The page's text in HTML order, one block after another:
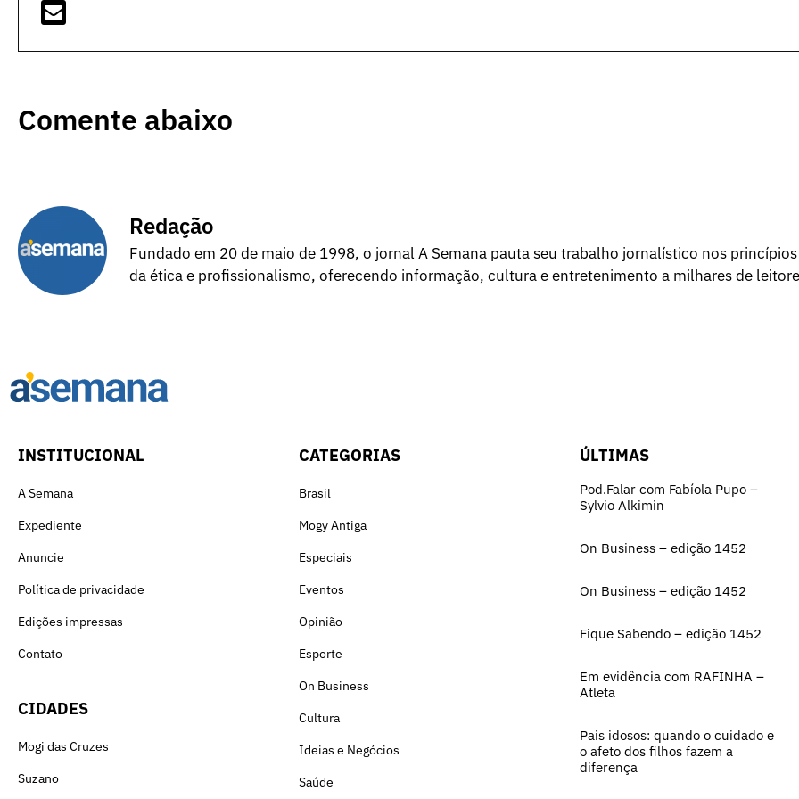
Comente abaixo
Redação
Fundado em 20 de maio de 1998, o jornal A Semana pauta seu trabalho jornalístico nos princípios
da ética e profissionalismo, oferecendo informação, cultura e entretenimento a milhares de
INSTITUCIONAL
A Semana
Expediente
Anuncie
Política de privacidade
Edições impressas
Contato
CIDADES
Mogi das Cruzes
Suzano
CATEGORIAS
Brasil
Mogy Antiga
Especiais
Eventos
Opinião
Esporte
On Business
Cultura
Ideias e Negócios
Saúde
ÚLTIMAS
Pod.Falar com Fabíola Pupo –
Sylvio Alkimin
On Business – edição 1452
On Business – edição 1452
Fique Sabendo – edição 1452
Em evidência com RAFINHA –
Atleta
Pais idosos: quando o cuidado e
o afeto dos filhos fazem a
diferença